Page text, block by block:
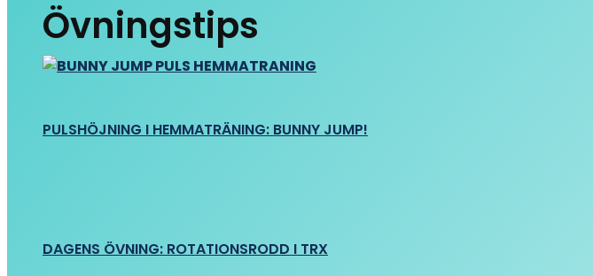
Övningstips
PULSHÖJNING I HEMMATRÄNING: BUNNY JUMP!
DAGENS ÖVNING: ROTATIONSRODD I TRX